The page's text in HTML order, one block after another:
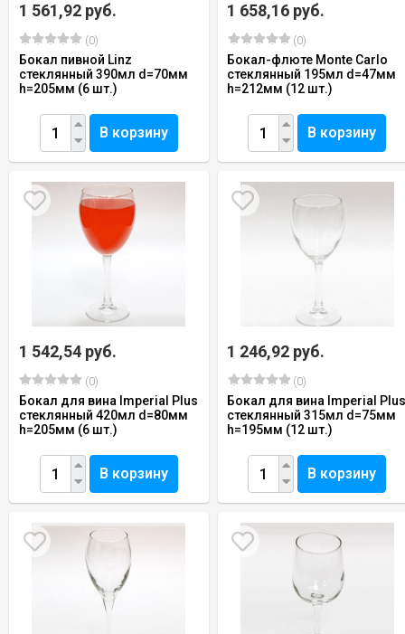
1 561,92 руб.
(0)
Бокал пивной Linz
стеклянный 390мл d=70мм
h=205мм (6 шт.)
В корзину
1 658,16 руб.
(0)
Бокал-флюте Monte Carlo
стеклянный 195мл d=47мм
h=212мм (12 шт.)
В корзину
1 542,54 руб.
(0)
Бокал для вина Imperial Plus
стеклянный 420мл d=80мм
h=205мм (6 шт.)
В корзину
1 246,92 руб.
(0)
Бокал для вина Imperial
стеклянный 315мл d=75мм
h=195мм (12 шт.)
В корзину